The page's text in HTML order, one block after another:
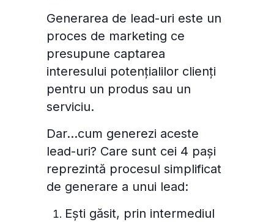
Generarea de lead-uri este un
proces de marketing ce
presupune captarea
interesului potențialilor clienți
pentru un produs sau un
serviciu.
Dar...cum generezi aceste
lead-uri? Care sunt cei 4 pași
reprezintă procesul simplificat
de generare a unui lead:
Ești găsit, prin intermediul